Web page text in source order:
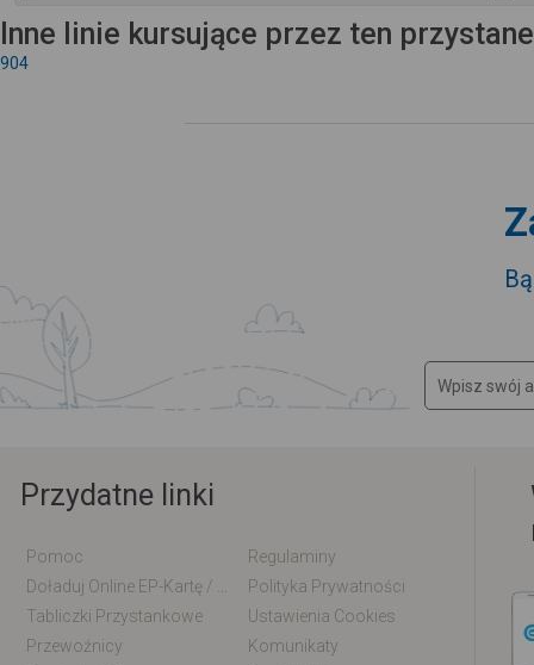
Inne linie kursujące przez ten
904
Przydatne linki
Pomoc
Regulaminy
Polityka Prywatności
Tabliczki Przystankowe
Ustawienia Cookies
Przewoźnicy
Komunikaty